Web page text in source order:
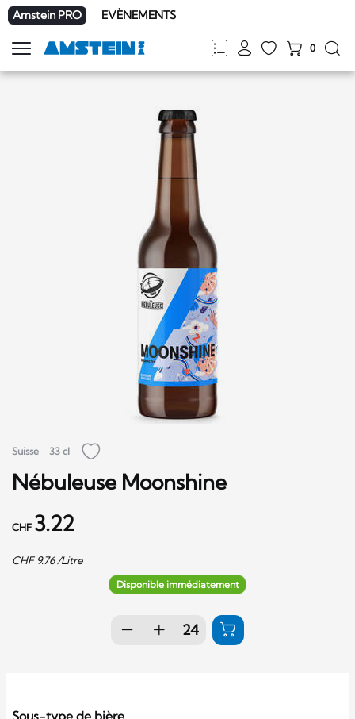
Amstein PRO EVÈNEMENTS
FRDEENIT
0
Afficher
la
Suisse 33 cl
Nébuleuse Moonshine
CHF 3.22
CHF 9.76/Litre
Disponible immédiatement